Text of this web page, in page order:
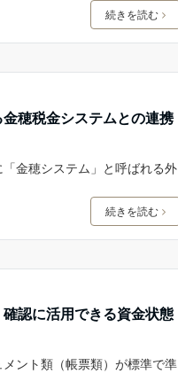
続きを読む
穂税金システムとの連携
金穂システム」と呼ばれる外
続きを読む
認に活用できる資金状態
ント類（帳票類）が標準で準